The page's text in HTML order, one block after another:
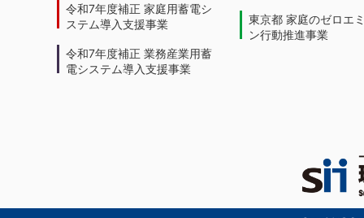
令和7年度補正 家庭用蓄電シ
ステム導入支援事業
令和7年度補正 業務産業用蓄
電システム導入支援事業
東京都 家庭のゼロエ
ン行動推進事業